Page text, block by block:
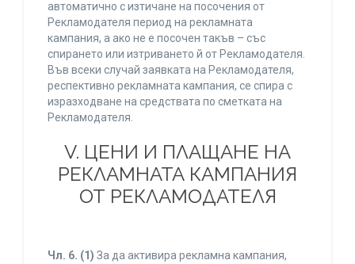
автоматично с изтичане на посочения от
Рекламодателя период на рекламната
кампания, а ако не е посочен такъв – със
спирането или изтриването й от Рекламодателя.
Във всеки случай заявката на Рекламодателя,
респективно рекламната кампания, се спира с
изразходване на средствата по сметката на
Рекламодателя.
V. ЦЕНИ И ПЛАЩАНЕ НА
РЕКЛАМНАТА КАМПАНИЯ
ОТ РЕКЛАМОДАТЕЛЯ
Чл. 6. (1) За да активира рекламна кампания,